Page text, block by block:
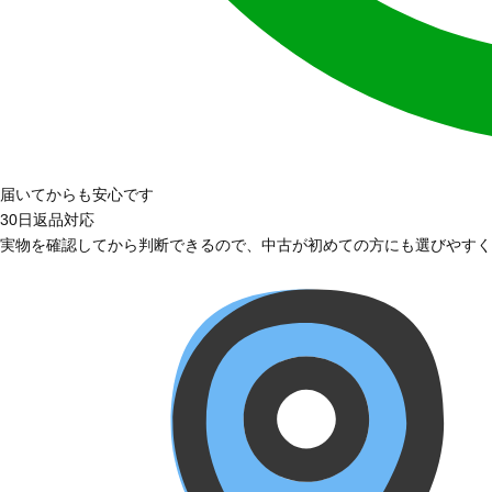
届いてからも安心です
30日返品対応
実物を確認してから判断できるので、中古が初めての方にも選びやす